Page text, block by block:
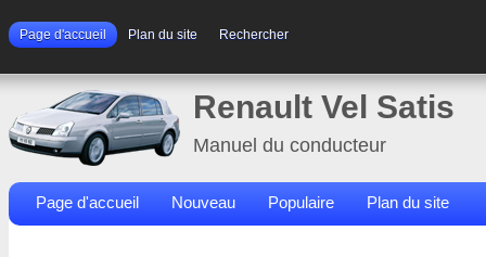
Page d'accueil Plan du site Rechercher
Renault Vel Satis
Manuel du conducteur
Page d'accueil Nouveau Populaire Plan du site